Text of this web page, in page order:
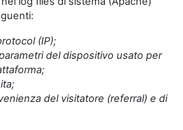
(IP);
del dispositivo usato per
del visitatore (referral) e di